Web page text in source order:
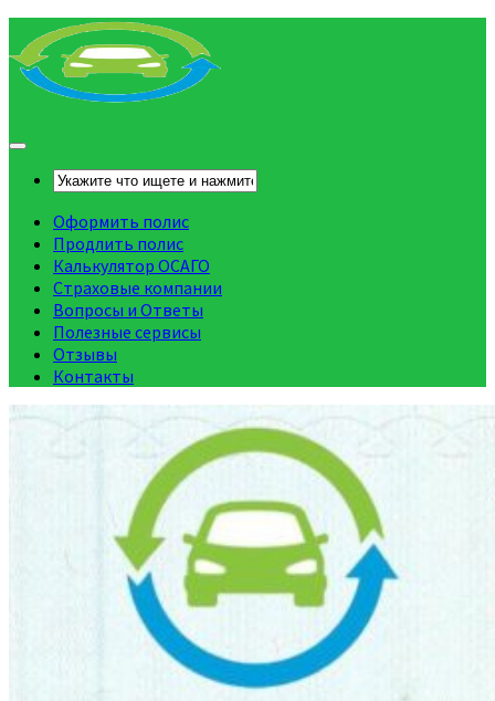
Оформить полис
Продлить полис
Калькулятор ОСАГО
Страховые компании
Вопросы и Ответы
Полезные сервисы
Отзывы
Контакты